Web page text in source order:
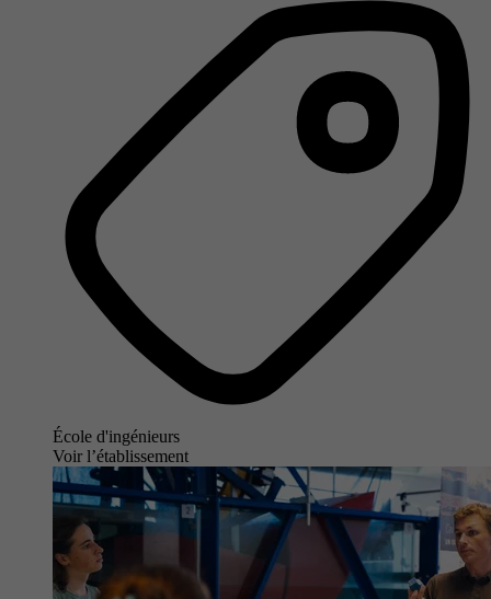
École d'ingénieurs
Voir l’établissement